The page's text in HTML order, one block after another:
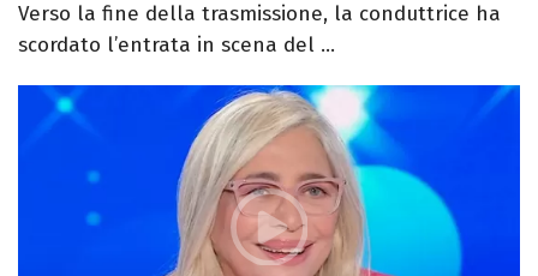
Verso la fine della trasmissione, la conduttrice ha
scordato l’entrata in scena del ...